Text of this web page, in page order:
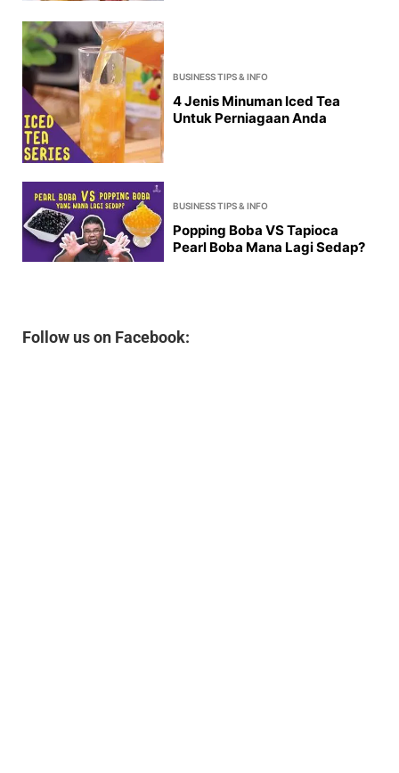
BUSINESS TIPS & INFO
4 Jenis Minuman Iced Tea
Untuk Perniagaan Anda
BUSINESS TIPS & INFO
Popping Boba VS Tapioca
Pearl Boba Mana Lagi Sedap?
Follow us on Facebook: